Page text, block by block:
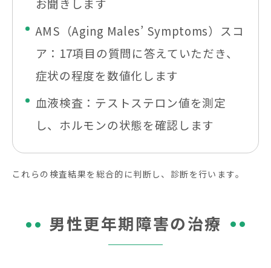
AMS（Aging Males’ Symptoms）スコ
ア：17項目の質問に答えていただき、
症状の程度を数値化します
血液検査：テストステロン値を測定
し、ホルモンの状態を確認します
これらの検査結果を総合的に判断し、診断を行います。
男性更年期障害の治療